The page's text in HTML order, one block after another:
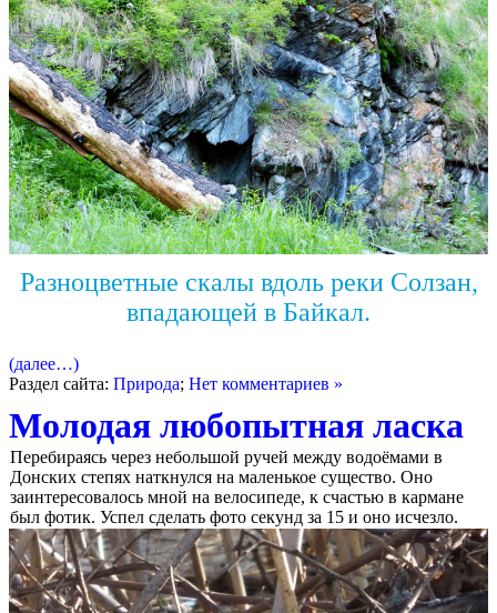
Разноцветные скалы вдоль реки Солзан,
впадающей в Байкал.
(далее…)
Раздел сайта: Природа; Нет комментариев »
Молодая любопытная ласка
Перебираясь через небольшой ручей между водоёмами в
Донских степях наткнулся на маленькое существо. Оно
заинтересовалось мной на велосипеде, к счастью в кармане
был фотик. Успел сделать фото секунд за 15 и оно исчезло.